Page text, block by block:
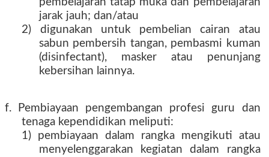
jarak jauh; dan/atau
2) digunakan untuk pembelian cairan atau
sabun pembersih tangan, pembasmi kuman
(disinfectant), masker atau penunjang
kebersihan lainnya.
f. Pembiayaan pengembangan profesi guru dan
tenaga kependidikan meliputi:
1) pembiayaan dalam rangka mengikuti atau
menyelenggarakan kegiatan dalam rangka